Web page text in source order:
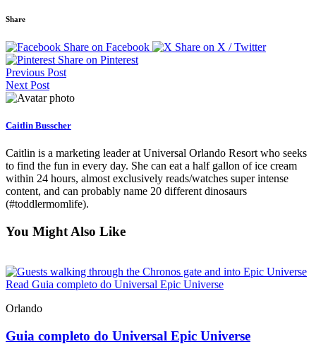
Share
Share on Facebook
Share on X / Twitter
Share on Pinterest
Previous Post
Next Post
Caitlin Busscher
Caitlin is a marketing leader at Universal Orlando Resort who seeks
to find the fun in every day. She can eat a half gallon of ice cream
within 24 hours, almost exclusively reads/watches super intense
content, and can probably name 20 different dinosaurs
(#toddlermomlife).
You Might Also Like
Read Guia completo do Universal Epic Universe
Orlando
Guia completo do Universal Epic Universe